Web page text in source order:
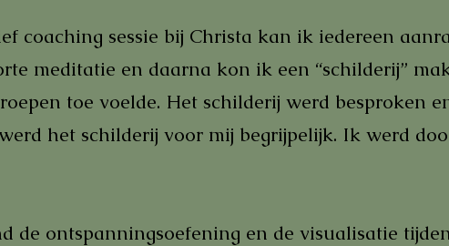
coaching sessie bij Christa kan ik iedereen
meditatie en daarna kon ik een “schilderij”
toe voelde. Het schilderij werd besproken
het schilderij voor mij begrijpelijk. Ik werd
de ontspanningsoefening en de visualisatie